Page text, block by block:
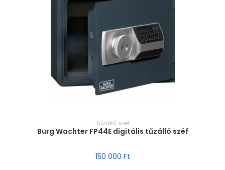
MÉRET VÁLASZTÁSA
Tűzálló széf
Burg Wachter FP44E digitális tűzálló széf
150 000 Ft